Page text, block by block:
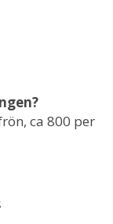
ca 800 per